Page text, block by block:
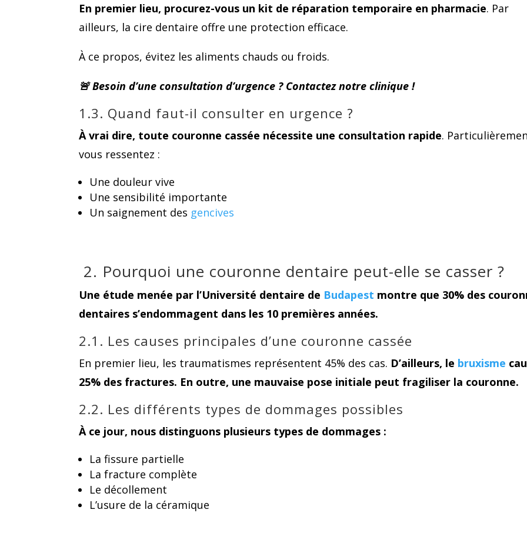
En premier lieu, procurez-vous un kit de réparation temporaire en pharmacie. Par
ailleurs, la cire dentaire offre une protection efficace.
À ce propos, évitez les aliments chauds ou froids.
🚨 Besoin d’une consultation d’urgence ? Contactez notre clinique !
1.3. Quand faut-il consulter en urgence ?
À vrai dire, toute couronne cassée nécessite une consultation rapide.
vous ressentez :
Une douleur vive
Une sensibilité importante
Un saignement des gencives
2. Pourquoi une couronne dentaire peut-elle se casser ?
Une étude menée par l’Université dentaire de Budapest montre que 30% des
dentaires s’endommagent dans les 10 premières années.
2.1. Les causes principales d’une couronne cassée
En premier lieu, les traumatismes représentent 45% des cas. D’ailleurs, le bruxisme
25% des fractures. En outre, une mauvaise pose initiale peut fragiliser la couronne.
2.2. Les différents types de dommages possibles
À ce jour, nous distinguons plusieurs types de dommages :
La fissure partielle
La fracture complète
Le décollement
L’usure de la céramique